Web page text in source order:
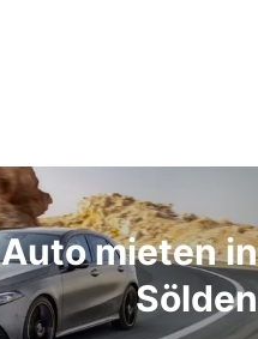
Auto mieten in
Sölden